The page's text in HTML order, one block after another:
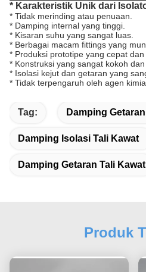
* Karakteristik Unik dari
* Tidak merinding atau penuaan.
* Damping internal yang tinggi.
* Kisaran suhu yang sangat luas.
* Berbagai macam fittings yang
* Produksi prototipe yang cepat dan
* Konstruksi yang sangat kokoh dan
* Isolasi kejut dan getaran yang
* Tidak terpengaruh oleh agen
Tag: Damping Getaran
Damping Isolasi Tali Kawat
Damping Getaran Tali Kawat
Produk